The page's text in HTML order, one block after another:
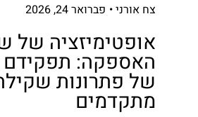
צח אורני • פברואר 24, 2026
אופטימיזציה של
האספקה: תפקידם
של פתרונות
מתקדמים